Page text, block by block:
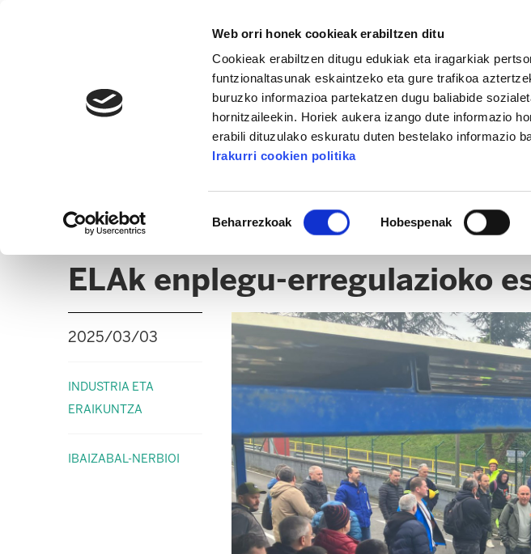
Web orri honek cookieak erabiltzen ditu
Cookieak erabiltzen ditugu edukiak eta iragarkiak
funtzionaltasunak eskaintzeko eta gure trafikoa
buruzko informazioa partekatzen dugu baliabide
hornitzaileekin. Horiek aukera izango dute informazio
erabili dituzulako eskuratu duten bestelako informazio
Irakurri cookien politika
Beharrezkoak Hobespenak
IBAIZABAL-NERBIOI
GUARDIAN LLODIO
ELAk enplegu-erregulazioko
2025/03/03
INDUSTRIA ETA
ERAIKUNTZA
IBAIZABAL-NERBIOI